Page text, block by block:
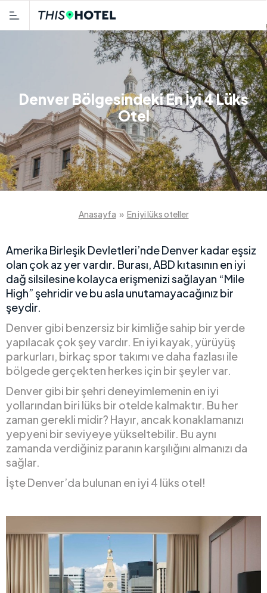
Denver Bölgesindeki En İyi 4 Lüks
Otel
Anasayfa » En iyi lüks oteller
Amerika Birleşik Devletleri’nde Denver kadar eşsiz
olan çok az yer vardır. Burası, ABD kıtasının en iyi
dağ silsilesine kolayca erişmenizi sağlayan “Mile
High” şehridir ve bu asla unutamayacağınız bir
şeydir.
Denver gibi benzersiz bir kimliğe sahip bir yerde
yapılacak çok şey vardır. En iyi kayak, yürüyüş
parkurları, birkaç spor takımı ve daha fazlası ile
bölgede gerçekten herkes için bir şeyler var.
Denver gibi bir şehri deneyimlemenin en iyi
yollarından biri lüks bir otelde kalmaktır. Bu her
zaman gerekli midir? Hayır, ancak konaklamanızı
yepyeni bir seviyeye yükseltebilir. Bu aynı
zamanda verdiğiniz paranın karşılığını almanızı da
sağlar.
İşte Denver’da bulunan en iyi 4 lüks otel!